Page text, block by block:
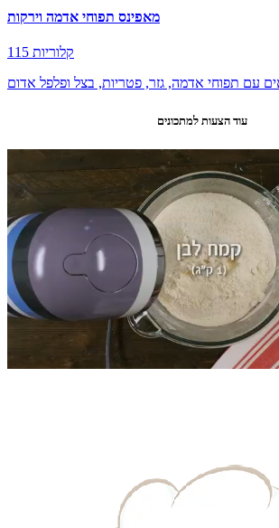
מאפינס תפוחי אדמה וירקות
115 קלוריות
עם תפוחי אדמה, גזר, פטריות, בצל ופלפל אדום
עוד הצעות למתכונים